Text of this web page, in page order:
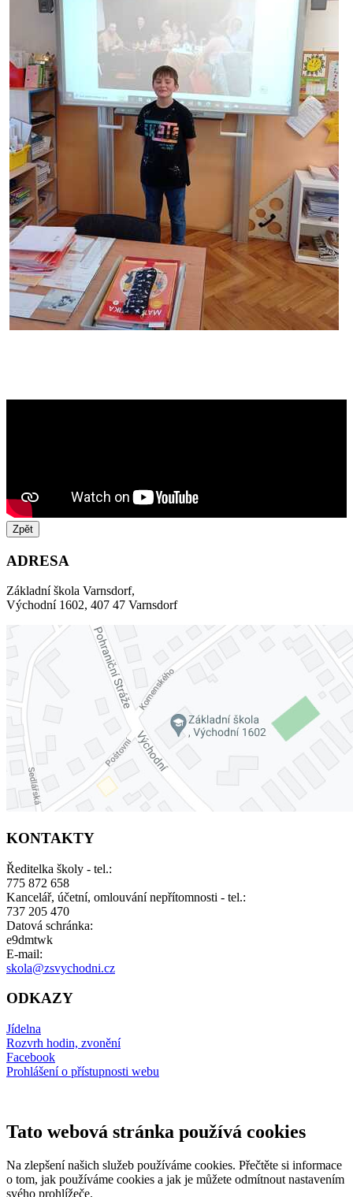
Zpět
ADRESA
Základní škola Varnsdorf,
Východní 1602, 407 47 Varnsdorf
KONTAKTY
Ředitelka školy - tel.:
775 872 658
Kancelář, účetní, omlouvání nepřítomnosti - tel.:
737 205 470
Datová schránka:
e9dmtwk
E-mail:
skola@zsvychodni.cz
ODKAZY
Jídelna
Rozvrh hodin, zvonění
Facebook
Prohlášení o přístupnosti webu
Tato webová stránka používá cookies
Na zlepšení našich služeb používáme cookies. Přečtěte si informace
o tom, jak používáme cookies a jak je můžete odmítnout nastavením
svého prohlížeče.